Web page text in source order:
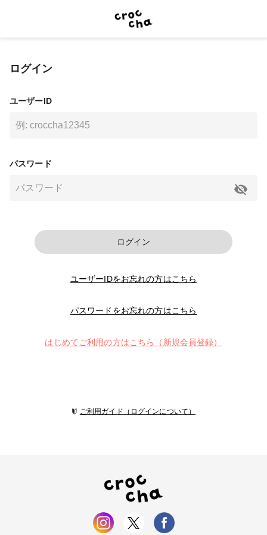
ログイン
ユーザーID
パスワード
ログイン
ユーザーIDをお忘れの方はこちら
パスワードをお忘れの方はこちら
はじめてご利用の方はこちら（新規会員登録）
ご利用ガイド（ログインについて）